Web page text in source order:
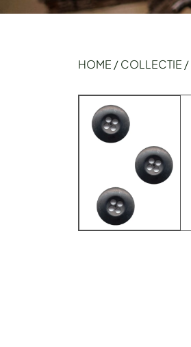
HOME /COLLECTIE /